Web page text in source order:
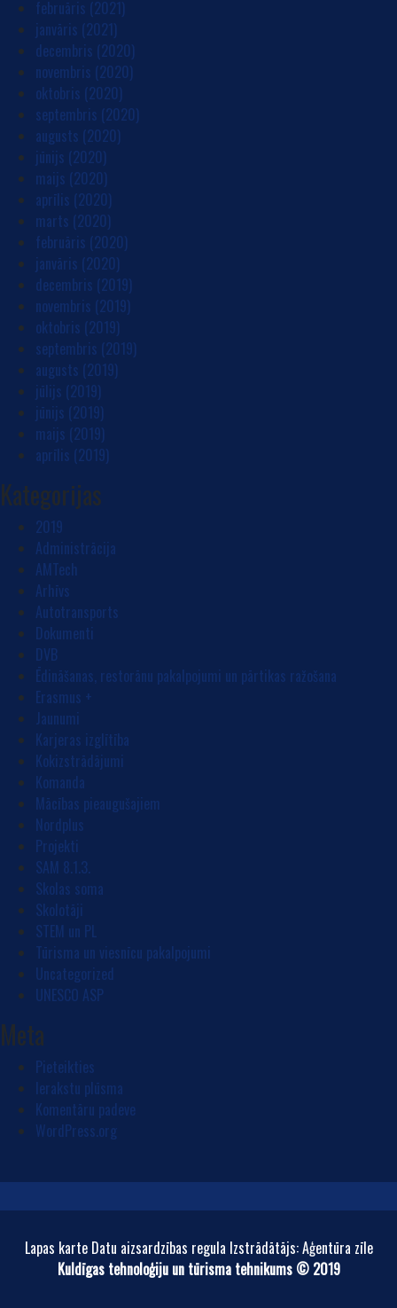
februāris (2021)
janvāris (2021)
decembris (2020)
novembris (2020)
oktobris (2020)
septembris (2020)
augusts (2020)
jūnijs (2020)
maijs (2020)
aprīlis (2020)
marts (2020)
februāris (2020)
janvāris (2020)
decembris (2019)
novembris (2019)
oktobris (2019)
septembris (2019)
augusts (2019)
jūlijs (2019)
jūnijs (2019)
maijs (2019)
aprīlis (2019)
Kategorijas
2019
Administrācija
AMTech
Arhīvs
Autotransports
Dokumenti
DVB
Ēdināšanas, restorānu pakalpojumi un pārtikas ražošana
Erasmus +
Jaunumi
Karjeras izglītība
Kokizstrādājumi
Komanda
Mācības pieaugušajiem
Nordplus
Projekti
SAM 8.1.3.
Skolas soma
Skolotāji
STEM un PL
Tūrisma un viesnīcu pakalpojumi
Uncategorized
UNESCO ASP
Meta
Pieteikties
Ierakstu plūsma
Komentāru padeve
WordPress.org
Lapas karte Datu aizsardzības regula Izstrādātājs: Aģentūra zīle
Kuldīgas tehnoloģiju un tūrisma tehnikums © 2019